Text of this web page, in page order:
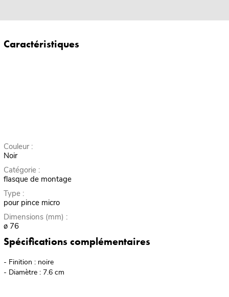
Caractéristiques
Couleur :
Noir
Catégorie :
flasque de montage
Type :
pour pince micro
Dimensions (mm) :
ø 76
Spécifications complémentaires
- Finition : noire
- Diamètre : 7.6 cm